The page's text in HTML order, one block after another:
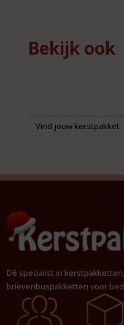
Bekijk ook
Vind jouw kerstpakket
Dé specialist in
brievenbuspakketten voor